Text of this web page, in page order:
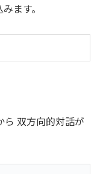
ます。
ら 双方向的対話が